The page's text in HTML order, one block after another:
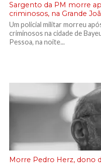
Sargento da PM morre
criminosos, na Grande
Um policial militar morreu
criminosos na cidade de
Pessoa, na noite...
Morre Pedro Herz, dono